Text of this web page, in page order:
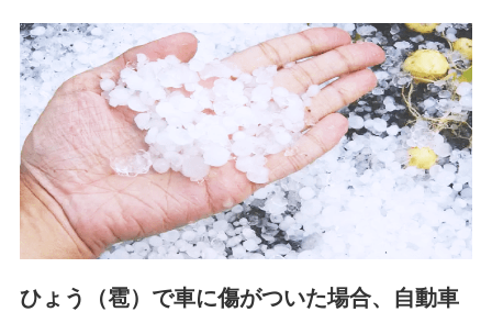
た維持管理等の委託業務遂行のため、またそれらに付帯、関
連する当社および提携会社のサービスを案内、提供するため
（なお、当社は複数の保険会社と取引があり、取得した個人
情報を取引のある他の保険会社の商品・サービスをご提案す
るために利用させていただくことがあります。）
上記に係る連絡・手続き・管理等付帯業務を行うため
3.セミナー募集サイトから取得した個人情報
各種セミナーの案内、開催のため
上記に係る連絡・手続き・管理等付帯業務を行うため
4.家族・友達紹介にて取得した個人情報
ひょう（雹）で車に傷がついた場合、自動車